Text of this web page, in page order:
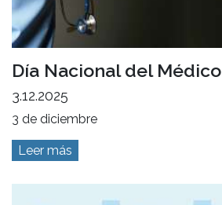
Día Nacional del Médico
3.12.2025
3 de diciembre
Leer más